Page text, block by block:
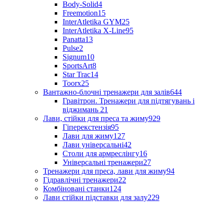
Body-Solid4
Freemotion15
InterAtletika GYM25
InterAtletika X-Line95
Panatta13
Pulse2
Signum10
SportsArt8
Star Trac14
Toorx25
Вантажно-блочні тренажери для залів644
Гравітрон. Тренажери для підтягувань і
віджимань 21
Лави, стійки для преса та жиму929
Гіперекстензія95
Лави для жиму127
Лави універсальні42
Столи для армреслінгу16
Універсальні тренажери27
Тренажери для преса, лави для жиму94
Гідравлічні тренажери22
Комбіновані станки124
Лави стійки підставки для залу229